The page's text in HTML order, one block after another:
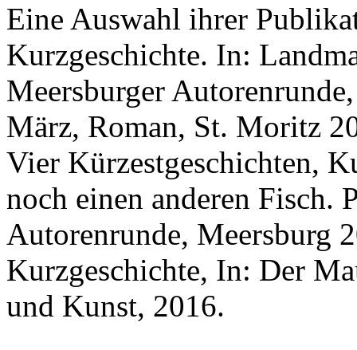
Eine Auswahl ihrer
Kurzgeschichte. In:
Meersburger
März, Roman, St. Moritz
Vier Kürzestgeschichten,
noch einen anderen Fisch.
Autorenrunde, Meersburg
Kurzgeschichte, In: Der
und Kunst, 2016.